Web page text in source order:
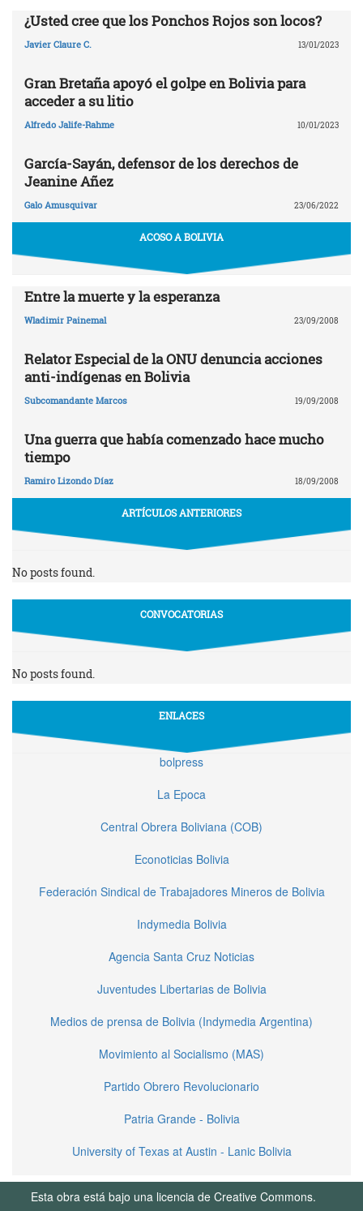
¿Usted cree que los Ponchos Rojos son locos?
Javier Claure C. 13/01/2023
Gran Bretaña apoyó el golpe en Bolivia para
acceder a su litio
Alfredo Jalife-Rahme 10/01/2023
García-Sayán, defensor de los derechos de
Jeanine Añez
Galo Amusquivar 23/06/2022
ACOSO A BOLIVIA
Entre la muerte y la esperanza
Wladimir Painemal 23/09/2008
Relator Especial de la ONU denuncia acciones
anti-indígenas en Bolivia
Subcomandante Marcos 19/09/2008
Una guerra que había comenzado hace mucho
tiempo
Ramiro Lizondo Díaz 18/09/2008
ARTÍCULOS ANTERIORES
No posts found.
CONVOCATORIAS
No posts found.
ENLACES
bolpress
La Epoca
Central Obrera Boliviana (COB)
Econoticias Bolivia
Federación Sindical de Trabajadores Mineros de Bolivia
Indymedia Bolivia
Agencia Santa Cruz Noticias
Juventudes Libertarias de Bolivia
Medios de prensa de Bolivia (Indymedia Argentina)
Movimiento al Socialismo (MAS)
Partido Obrero Revolucionario
Patria Grande - Bolivia
University of Texas at Austin - Lanic Bolivia
Esta obra está bajo una licencia de Creative Commons.